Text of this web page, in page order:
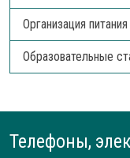
Организация
Образовательные
Телефоны,